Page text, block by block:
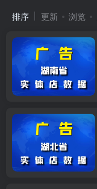
排序 更新 浏览